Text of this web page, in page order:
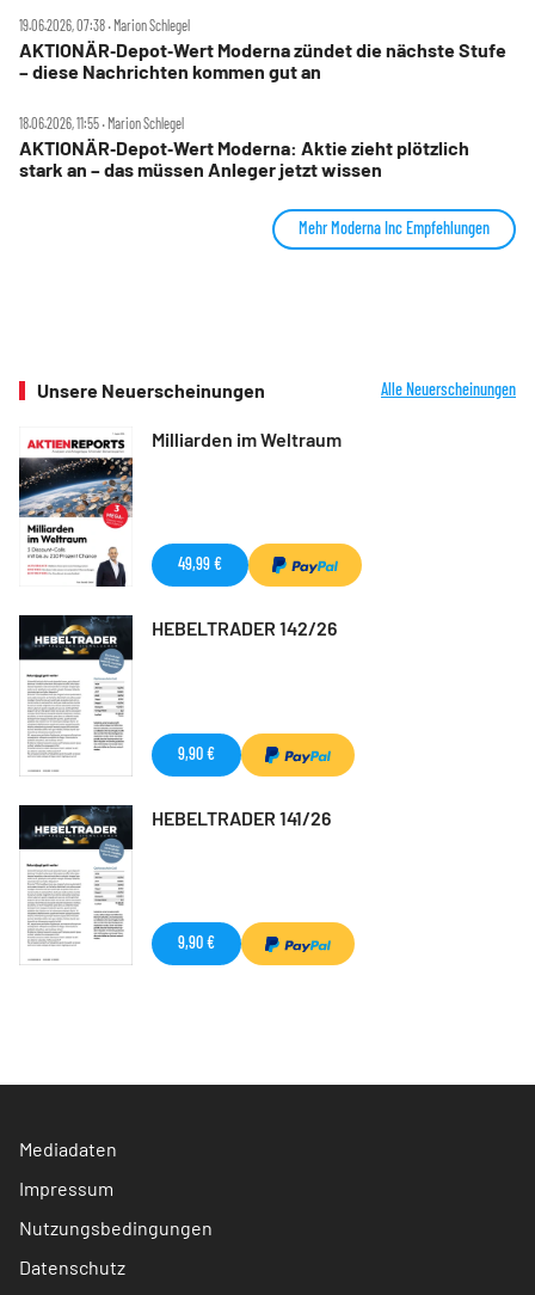
19.06.2026, 07:38 ‧ Marion Schlegel
AKTIONÄR‑Depot‑Wert Moderna zündet die nächste Stufe
– diese Nachrichten kommen gut an
18.06.2026, 11:55 ‧ Marion Schlegel
AKTIONÄR‑Depot‑Wert Moderna: Aktie zieht plötzlich
stark an – das müssen Anleger jetzt wissen
Mehr Moderna Inc Empfehlungen
Unsere Neuerscheinungen Alle Neuerscheinungen
Milliarden im Weltraum
49,99 €
HEBELTRADER 142/26
9,90 €
HEBELTRADER 141/26
9,90 €
Mediadaten
Impressum
Nutzungsbedingungen
Datenschutz